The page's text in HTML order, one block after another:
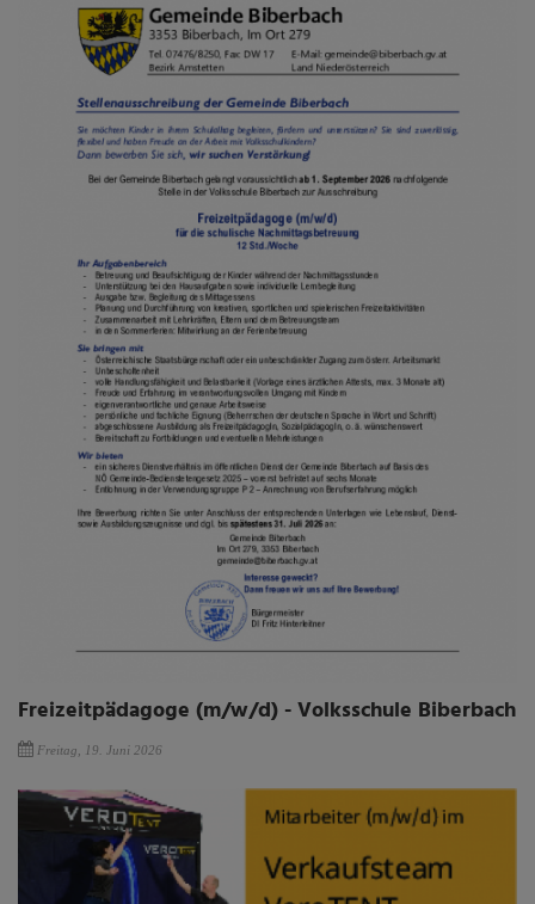
Freizeitpädagoge (m/w/d) - Volksschule Biberbach
Freitag, 19. Juni 2026